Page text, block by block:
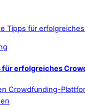
für erfolgreiches